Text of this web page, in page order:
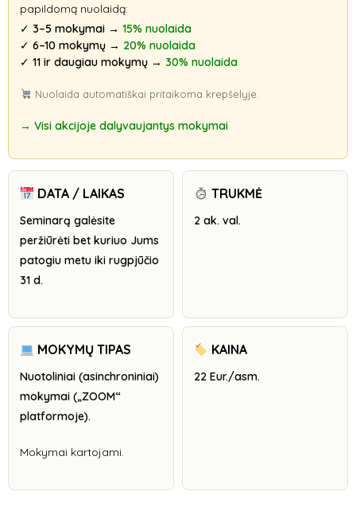
papildomą nuolaidą:
✓ 3–5 mokymai → 15% nuolaida
✓ 6–10 mokymų → 20% nuolaida
✓ 11 ir daugiau mokymų → 30% nuolaida
Nuolaida automatiškai pritaikoma krepšelyje.
→ Visi akcijoje dalyvaujantys mokymai
DATA / LAIKAS
Seminarą galėsite
peržiūrėti bet kuriuo Jums
patogiu metu iki rugpjūčio
31 d.
TRUKMĖ
2 ak. val.
MOKYMŲ TIPAS
Nuotoliniai (asinchroniniai)
mokymai („ZOOM“
platformoje).
Mokymai kartojami.
KAINA
22 Eur./asm.